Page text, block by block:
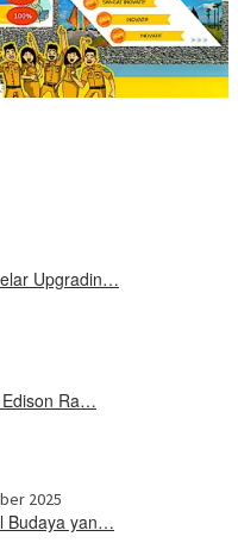
Upgradin…
Edison Ra…
2025
Budaya yan…